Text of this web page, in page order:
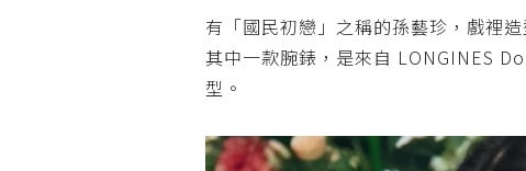
有「國民初戀」之稱的孫藝珍， 戲裡
其中一款腕錶，是來自 LONGINES
型。